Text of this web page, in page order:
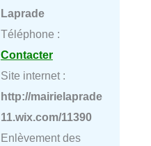
Laprade
Téléphone :
Contacter
Site internet :
http://mairielaprade
11.wix.com/11390
Enlèvement des